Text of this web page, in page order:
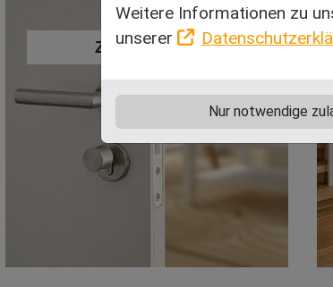
Zimmertüren
Weitere Informationen zu
unserer
Nur notwendige